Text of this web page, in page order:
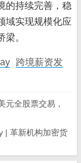
的持续完善，稳
域实现规模化应
梁。
跨境薪资发
元全股票交易，
| 革新机构加密货